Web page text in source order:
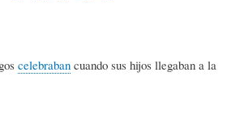
celebraban cuando sus hijos llegaban a la